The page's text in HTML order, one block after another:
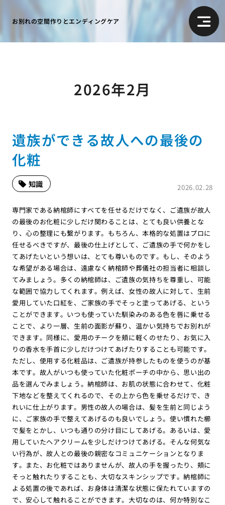
お別れの空間作りとエンディングケア
2026年2月
遺族ができる故人への最後の
化粧
2026.02.28
知識
専門家である納棺師にすべてを任せるだけでなく、ご遺族が故人
の最後のお化粧に少しだけ関わることは、とても良い供養とな
り、心の整理にも繋がります。もちろん、本格的な処置はプロに
任せるべきですが、最後の仕上げとして、ご遺族の手で何かをし
てあげたいという想いは、とても尊いものです。もし、そのよう
な希望がある場合は、遠慮なく納棺師や葬儀社の担当者に相談し
てみましょう。多くの納棺師は、ご遺族の気持ちを尊重し、可能
な範囲で協力してくれます。例えば、女性の故人に対して、生前
愛用していた口紅を、ご家族の手でそっと塗ってあげる、という
ことができます。いつも使っていた馴染みのある色を唇に乗せる
ことで、より一層、生前の面影が蘇り、温かい気持ちでお別れが
できます。同様に、愛用のチークを頬に軽くのせたり、お気に入
りの香水を手首に少しだけつけてあげたりすることも可能です。
ただし、使用する化粧品は、ご遺族が持参したものを使うのが基
本です。故人がいつも使っていた化粧ポーチの中から、思い出の
品を選んでみましょう。納棺師は、お肌の状態に合わせて、化粧
下地などを整えてくれるので、その上から色を乗せるだけで、き
れいに仕上がります。男性の故人の場合は、髪を生前と同じよう
に、ご家族の手で整えてあげるのも良いでしょう。使い慣れた櫛
で髪をとかし、いつも通りの分け目にしてあげる。あるいは、愛
用していたヘアクリームを少しだけつけてあげる。そんな何気な
い行為が、故人との最後の親密なコミュニケーションとなりま
す。また、お化粧ではありませんが、故人の手を握ったり、頬に
そっと触れたりすることも、大切なスキンシップです。納棺師に
よる処置の後であれば、お身体は清潔な状態に保たれていますの
で、安心して触れることができます。大切なのは、何か特別なこ